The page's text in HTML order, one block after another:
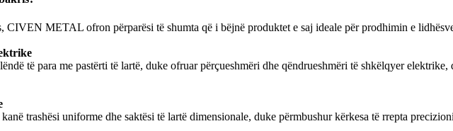
CIVEN METAL ofron përparësi të shumta që i bëjnë produktet e saj ideale për prodhimin e
të para me pastërti të lartë, duke ofruar përçueshmëri dhe qëndrueshmëri të shkëlqyer
trashësi uniforme dhe saktësi të lartë dimensionale, duke përmbushur kërkesa të rrepta